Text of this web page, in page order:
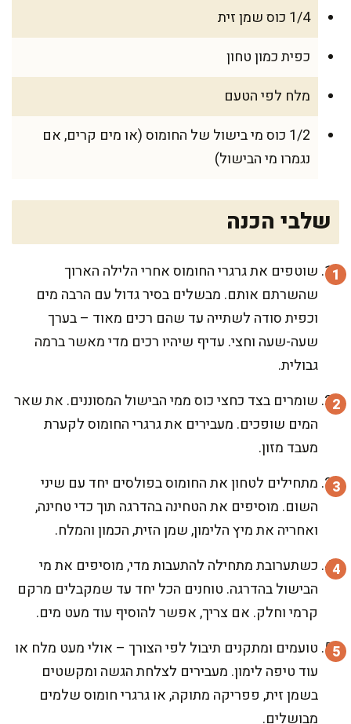
1/4 כוס שמן זית
כפית כמון טחון
מלח לפי הטעם
1/2 כוס מי בישול של החומוס (או מים קרים, אם
נגמרו מי הבישול)
שלבי הכנה
שוטפים את גרגרי החומוס אחרי הלילה הארוך
שהשרתם אותם. מבשלים בסיר גדול עם הרבה מים
וכפית סודה לשתייה עד שהם רכים מאוד – בערך
שעה-שעה וחצי. עדיף שיהיו רכים מדי מאשר ברמה
גבולית.
שומרים בצד כחצי כוס ממי הבישול המסוננים. את שאר
המים שופכים. מעבירים את גרגרי החומוס לקערת
מעבד מזון.
מתחילים לטחון את החומוס בפולסים יחד עם שיני
השום. מוסיפים את הטחינה בהדרגה תוך כדי טחינה,
ואחריה את מיץ הלימון, שמן הזית, הכמון והמלח.
כשתערובת מתחילה להתעבות מדי, מוסיפים את מי
הבישול בהדרגה. טוחנים הכל יחד עד שמקבלים מרקם
קרמי וחלק. אם צריך, אפשר להוסיף עוד מעט מים.
טועמים ומתקנים תיבול לפי הצורך – אולי מעט מלח או
עוד טיפה לימון. מעבירים לצלחת הגשה ומקשטים
בשמן זית, פפריקה מתוקה, או גרגרי חומוס שלמים
מבושלים.